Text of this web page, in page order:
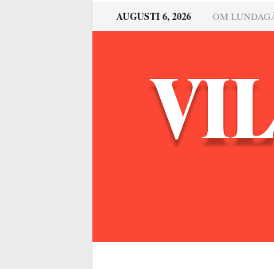
AUGUSTI 6, 2026 OM